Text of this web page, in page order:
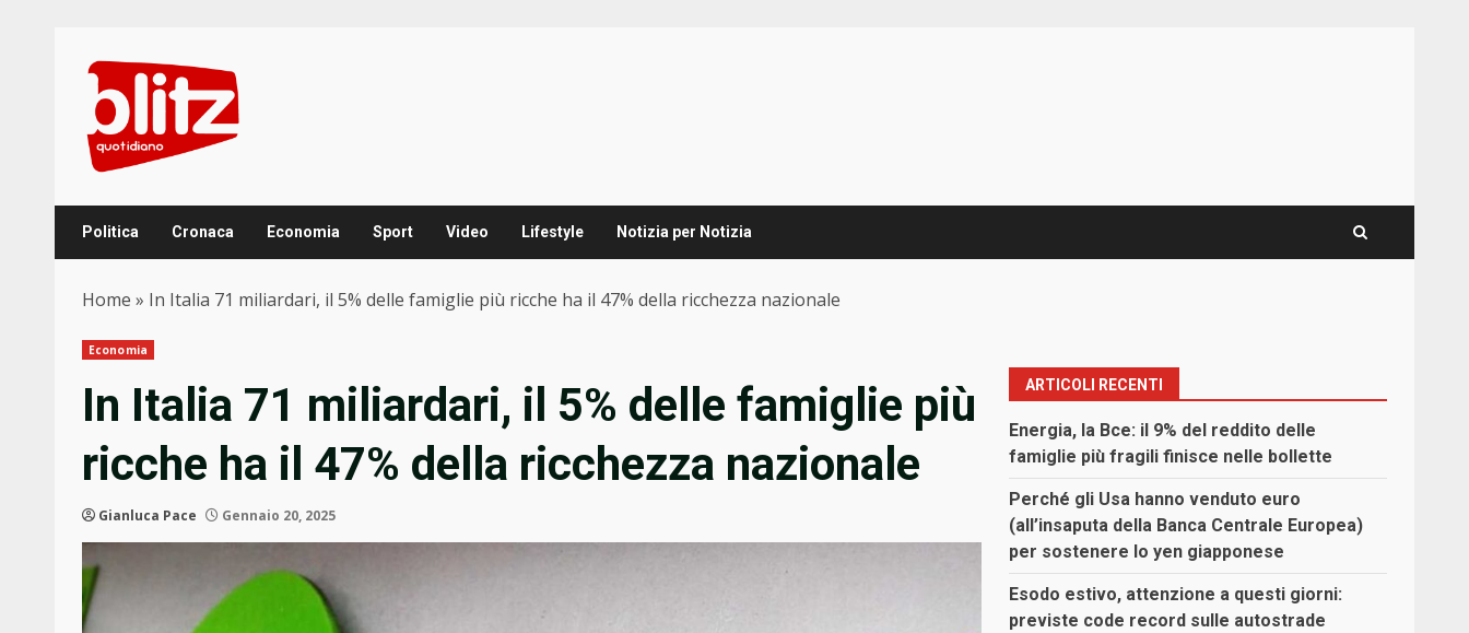
content
Politica Cronaca Economia Sport Video Lifestyle Notizia per Notizia
Home » In Italia 71 miliardari, il 5% delle famiglie più ricche ha il 47% della ricchezza nazionale
Economia
In Italia 71 miliardari, il 5% delle famiglie più
ricche ha il 47% della ricchezza nazionale
Gianluca Pace Gennaio 20, 2025
ARTICOLI RECENTI
Energia, la Bce: il 9% del reddito delle
famiglie più fragili finisce nelle bollette
Perché gli Usa hanno venduto euro
(all’insaputa della Banca Centrale Europea)
per sostenere lo yen giapponese
Esodo estivo, attenzione a questi giorni:
previste code record sulle autostrade